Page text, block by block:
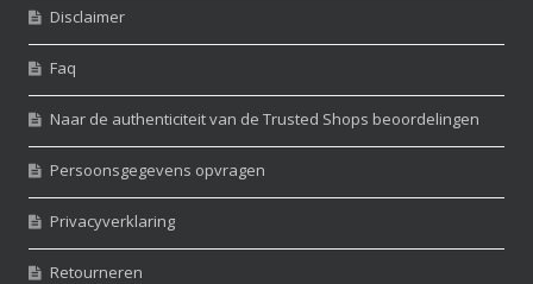
Disclaimer
Faq
Naar de authenticiteit van de Trusted Shops beoordelingen
Persoonsgegevens opvragen
Privacyverklaring
Retourneren